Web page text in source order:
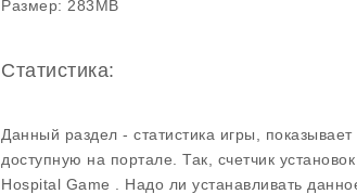
Размер: 283MB
Статистика:
Данный раздел - статистика игры,
доступную на портале. Так, счетчик
Hospital Game . Надо ли устанавливать